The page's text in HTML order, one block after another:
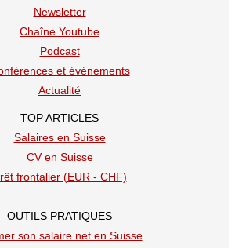
Newsletter
Chaîne Youtube
Podcast
et événements
Actualité
TOP ARTICLES
Salaires en Suisse
CV en Suisse
frontalier (EUR - CHF)
OUTILS PRATIQUES
son salaire net en Suisse